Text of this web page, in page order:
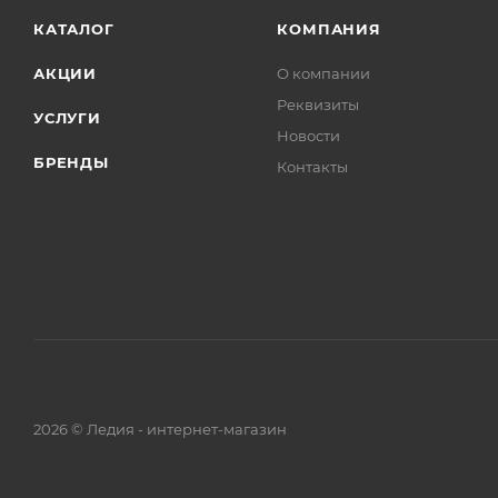
КАТАЛОГ
АКЦИИ
УСЛУГИ
БРЕНДЫ
КОМПАНИЯ
О компании
Реквизиты
Новости
Контакты
2026 © Ледия - интернет-магазин